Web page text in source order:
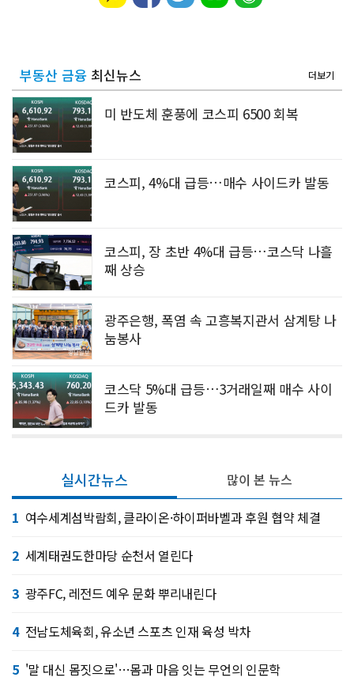
부동산 금융 최신뉴스 더보기
미 반도체 훈풍에 코스피 6500 회복
코스피, 4%대 급등…매수 사이드카 발동
코스피, 장 초반 4%대 급등…코스닥 나흘
째 상승
광주은행, 폭염 속 고흥복지관서 삼계탕 나
눔봉사
코스닥 5%대 급등…3거래일째 매수 사이
드카 발동
실시간뉴스
1 여수세계섬박람회, 클라이온·하이퍼바벨과 후원 협약 체결
2 세계태권도한마당 순천서 열린다
3 광주FC, 레전드 예우 문화 뿌리내린다
4 전남도체육회, 유소년 스포츠 인재 육성 박차
5 '말 대신 몸짓으로'…몸과 마음 잇는 무언의 인문학
많이 본 뉴스